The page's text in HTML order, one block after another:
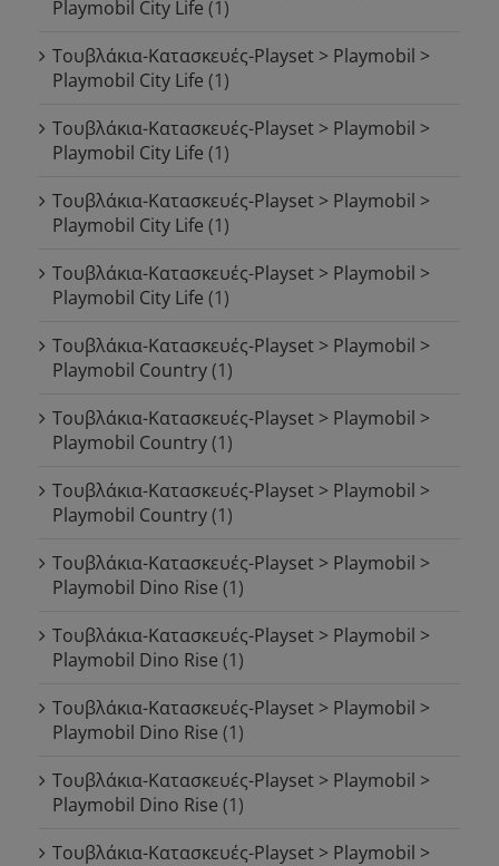
Playmobil City Life (1)
Τουβλάκια-Κατασκευές-Playset > Playmobil >
Playmobil City Life (1)
Τουβλάκια-Κατασκευές-Playset > Playmobil >
Playmobil City Life (1)
Τουβλάκια-Κατασκευές-Playset > Playmobil >
Playmobil City Life (1)
Τουβλάκια-Κατασκευές-Playset > Playmobil >
Playmobil City Life (1)
Τουβλάκια-Κατασκευές-Playset > Playmobil >
Playmobil Country(1)
Τουβλάκια-Κατασκευές-Playset > Playmobil >
Playmobil Country(1)
Τουβλάκια-Κατασκευές-Playset > Playmobil >
Playmobil Country(1)
Τουβλάκια-Κατασκευές-Playset > Playmobil >
Playmobil Dino Rise (1)
Τουβλάκια-Κατασκευές-Playset > Playmobil >
Playmobil Dino Rise (1)
Τουβλάκια-Κατασκευές-Playset > Playmobil >
Playmobil Dino Rise (1)
Τουβλάκια-Κατασκευές-Playset > Playmobil >
Playmobil Dino Rise (1)
Τουβλάκια-Κατασκευές-Playset > Playmobil >